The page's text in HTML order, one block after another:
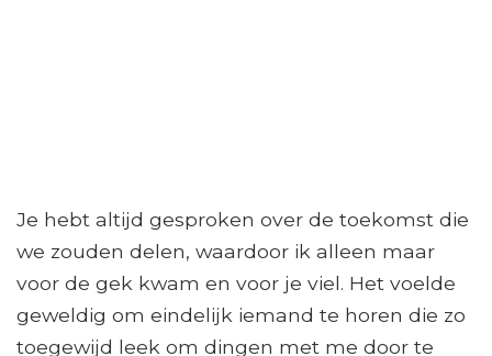
Je hebt altijd gesproken over de toekomst die
we zouden delen, waardoor ik alleen maar
voor de gek kwam en voor je viel. Het voelde
geweldig om eindelijk iemand te horen die zo
toegewijd leek om dingen met me door te